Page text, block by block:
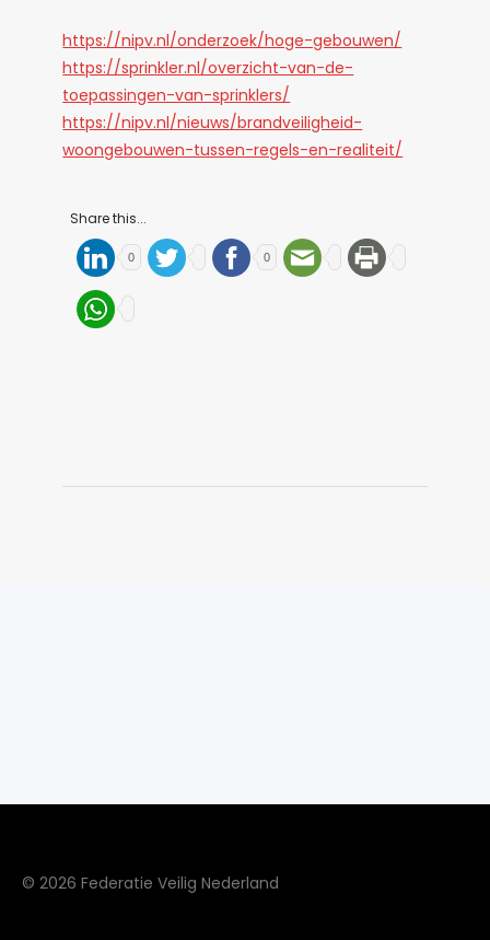
https://nipv.nl/onderzoek/hoge-gebouwen/
https://sprinkler.nl/overzicht-van-de-
toepassingen-van-sprinklers/
https://nipv.nl/nieuws/brandveiligheid-
woongebouwen-tussen-regels-en-realiteit/
Share this...
0 0
© 2026 Federatie Veilig Nederland